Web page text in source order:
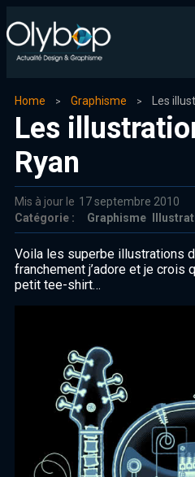
Home Graphisme Les
Les
Ryan
Mis à jour le 17 septembre 2010
Catégorie :
Graphisme
Voila les superbe illustrations
franchement j’adore et je crois
petit tee-shirt…